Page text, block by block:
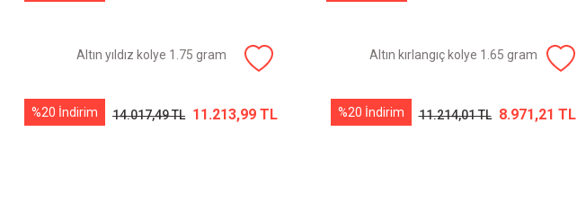
Altın yıldız kolye 1.75 gram
%20 İndirim 14.017,49 TL 11.213,99 TL
Altın kırlangıç kolye 1.65 gram
%20 İndirim 11.214,01 TL 8.971,21 TL